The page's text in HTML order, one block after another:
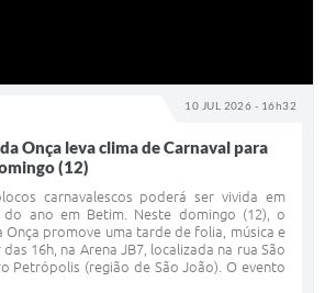
10 JUL 2026 - 16h32
Onça leva clima de Carnaval para
(12)
carnavalescos poderá ser vivida em
do ano em Betim. Neste domingo (12), o
Onça promove uma tarde de folia, música e
16h, na Arena JB7, localizada na rua São
Petrópolis (região de São João). O evento